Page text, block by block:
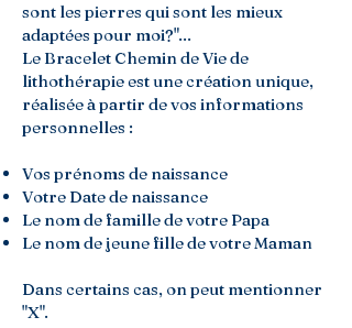
sont les pierres qui sont les mieux
adaptées pour moi?"...
Le Bracelet Chemin de Vie de
lithothérapie est une création unique,
réalisée à partir de vos informations
personnelles :
Vos prénoms de naissance
Votre Date de naissance
Le nom de famille de votre Papa
Le nom de jeune fille de votre Maman
Dans certains cas, on peut mentionner
"X".